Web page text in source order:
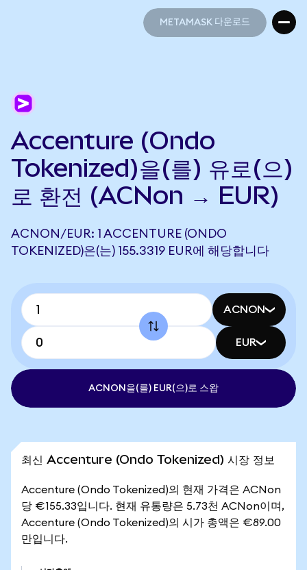
METAMASK 다운로드
Accenture (Ondo
Tokenized)을(를) 유로(으)
로 환전 (ACNon → EUR)
ACNON/EUR: 1 ACCENTURE (ONDO
TOKENIZED)은(는) 155.3319 EUR에 해당합니다
ACNON
EUR
ACNON을(를) EUR(으)로 스왑
최신 Accenture (Ondo Tokenized) 시장 정보
Accenture (Ondo Tokenized)의 현재 가격은 ACNon
당 €155.33입니다. 현재 유통량은 5.73천 ACNon이며,
Accenture (Ondo Tokenized)의 시가 총액은 €89.00
만입니다.